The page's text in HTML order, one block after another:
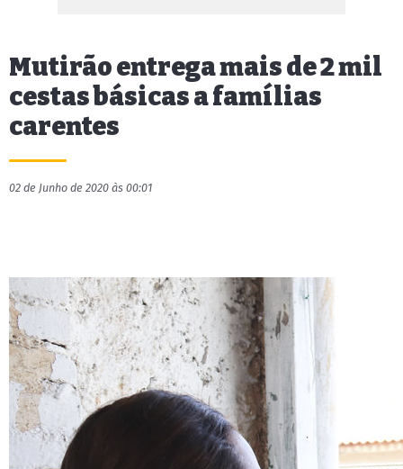
Mutirão entrega mais de 2 mil
cestas básicas a famílias
carentes
02 de Junho de 2020 às 00:01